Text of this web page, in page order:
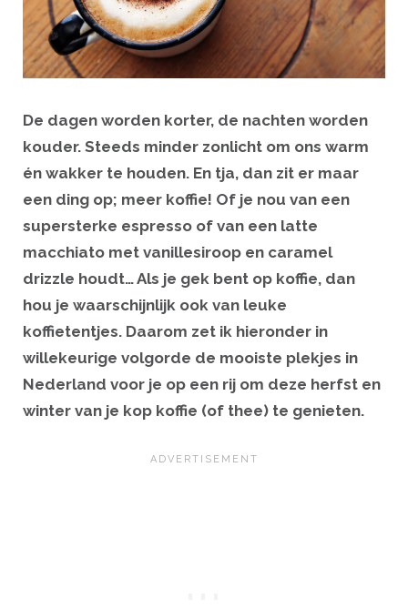
De dagen worden korter, de nachten worden
kouder. Steeds minder zonlicht om ons warm
én wakker te houden. En tja, dan zit er maar
een ding op; meer koffie! Of je nou van een
supersterke espresso of van een latte
macchiato met vanillesiroop en caramel
drizzle houdt… Als je gek bent op koffie, dan
hou je waarschijnlijk ook van leuke
koffietentjes. Daarom zet ik hieronder in
willekeurige volgorde de mooiste plekjes in
Nederland voor je op een rij om deze herfst en
winter van je kop koffie (of thee) te genieten.